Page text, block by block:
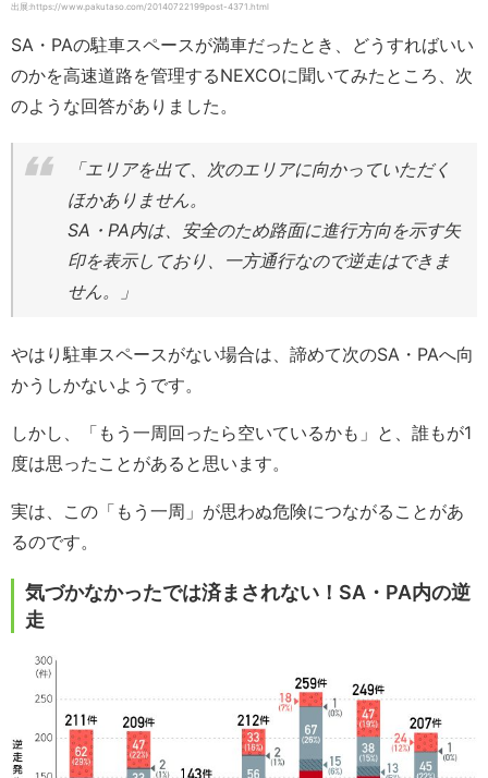
出展:https://www.pakutaso.com/20140722199post-4371.html
SA・PAの駐車スペースが満車だったとき、どうすればいい
のかを高速道路を管理するNEXCOに聞いてみたところ、次
のような回答がありました。
「エリアを出て、次のエリアに向かっていただく
ほかありません。
SA・PA内は、安全のため路面に進行方向を示す矢
印を表示しており、一方通行なので逆走はできま
せん。」
やはり駐車スペースがない場合は、諦めて次のSA・PAへ向
かうしかないようです。
しかし、「もう一周回ったら空いているかも」と、誰もが1
度は思ったことがあると思います。
実は、この「もう一周」が思わぬ危険につながることがあ
るのです。
気づかなかったでは済まされない！SA・PA内の逆
走